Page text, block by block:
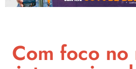
Com foco no